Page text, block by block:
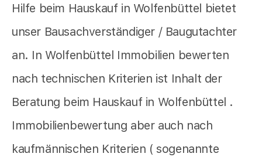
Hilfe beim Hauskauf in Wolfenbüttel bietet
unser Bausachverständiger / Baugutachter
an. In Wolfenbüttel Immobilien bewerten
nach technischen Kriterien ist Inhalt der
Beratung beim Hauskauf in Wolfenbüttel .
Immobilienbewertung aber auch nach
kaufmännischen Kriterien ( sogenannte